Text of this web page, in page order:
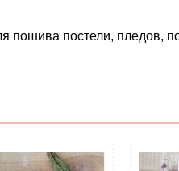
пошива постели, пледов,